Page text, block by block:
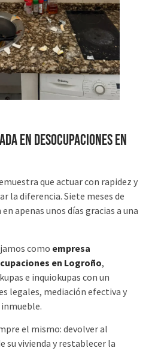
en desocupaciones en
que actuar con rapidez y
la diferencia. Siete meses de
apenas unos días gracias a una
como empresa
en Logroño,
e inquiokupas con un
legales, mediación efectiva y
el mismo: devolver al
vivienda y restablecer la